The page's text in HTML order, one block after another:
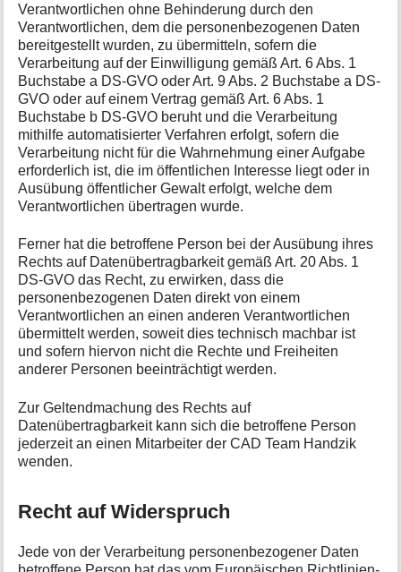
Verantwortlichen ohne Behinderung durch den
Verantwortlichen, dem die personenbezogenen Daten
bereitgestellt wurden, zu übermitteln, sofern die
Verarbeitung auf der Einwilligung gemäß Art. 6 Abs. 1
Buchstabe a DS-GVO oder Art. 9 Abs. 2 Buchstabe a DS-
GVO oder auf einem Vertrag gemäß Art. 6 Abs. 1
Buchstabe b DS-GVO beruht und die Verarbeitung
mithilfe automatisierter Verfahren erfolgt, sofern die
Verarbeitung nicht für die Wahrnehmung einer Aufgabe
erforderlich ist, die im öffentlichen Interesse liegt oder in
Ausübung öffentlicher Gewalt erfolgt, welche dem
Verantwortlichen übertragen wurde.
Ferner hat die betroffene Person bei der Ausübung ihres
Rechts auf Datenübertragbarkeit gemäß Art. 20 Abs. 1
DS-GVO das Recht, zu erwirken, dass die
personenbezogenen Daten direkt von einem
Verantwortlichen an einen anderen Verantwortlichen
übermittelt werden, soweit dies technisch machbar ist
und sofern hiervon nicht die Rechte und Freiheiten
anderer Personen beeinträchtigt werden.
Zur Geltendmachung des Rechts auf
Datenübertragbarkeit kann sich die betroffene Person
jederzeit an einen Mitarbeiter der CAD Team Handzik
wenden.
Recht auf Widerspruch
Jede von der Verarbeitung personenbezogener Daten